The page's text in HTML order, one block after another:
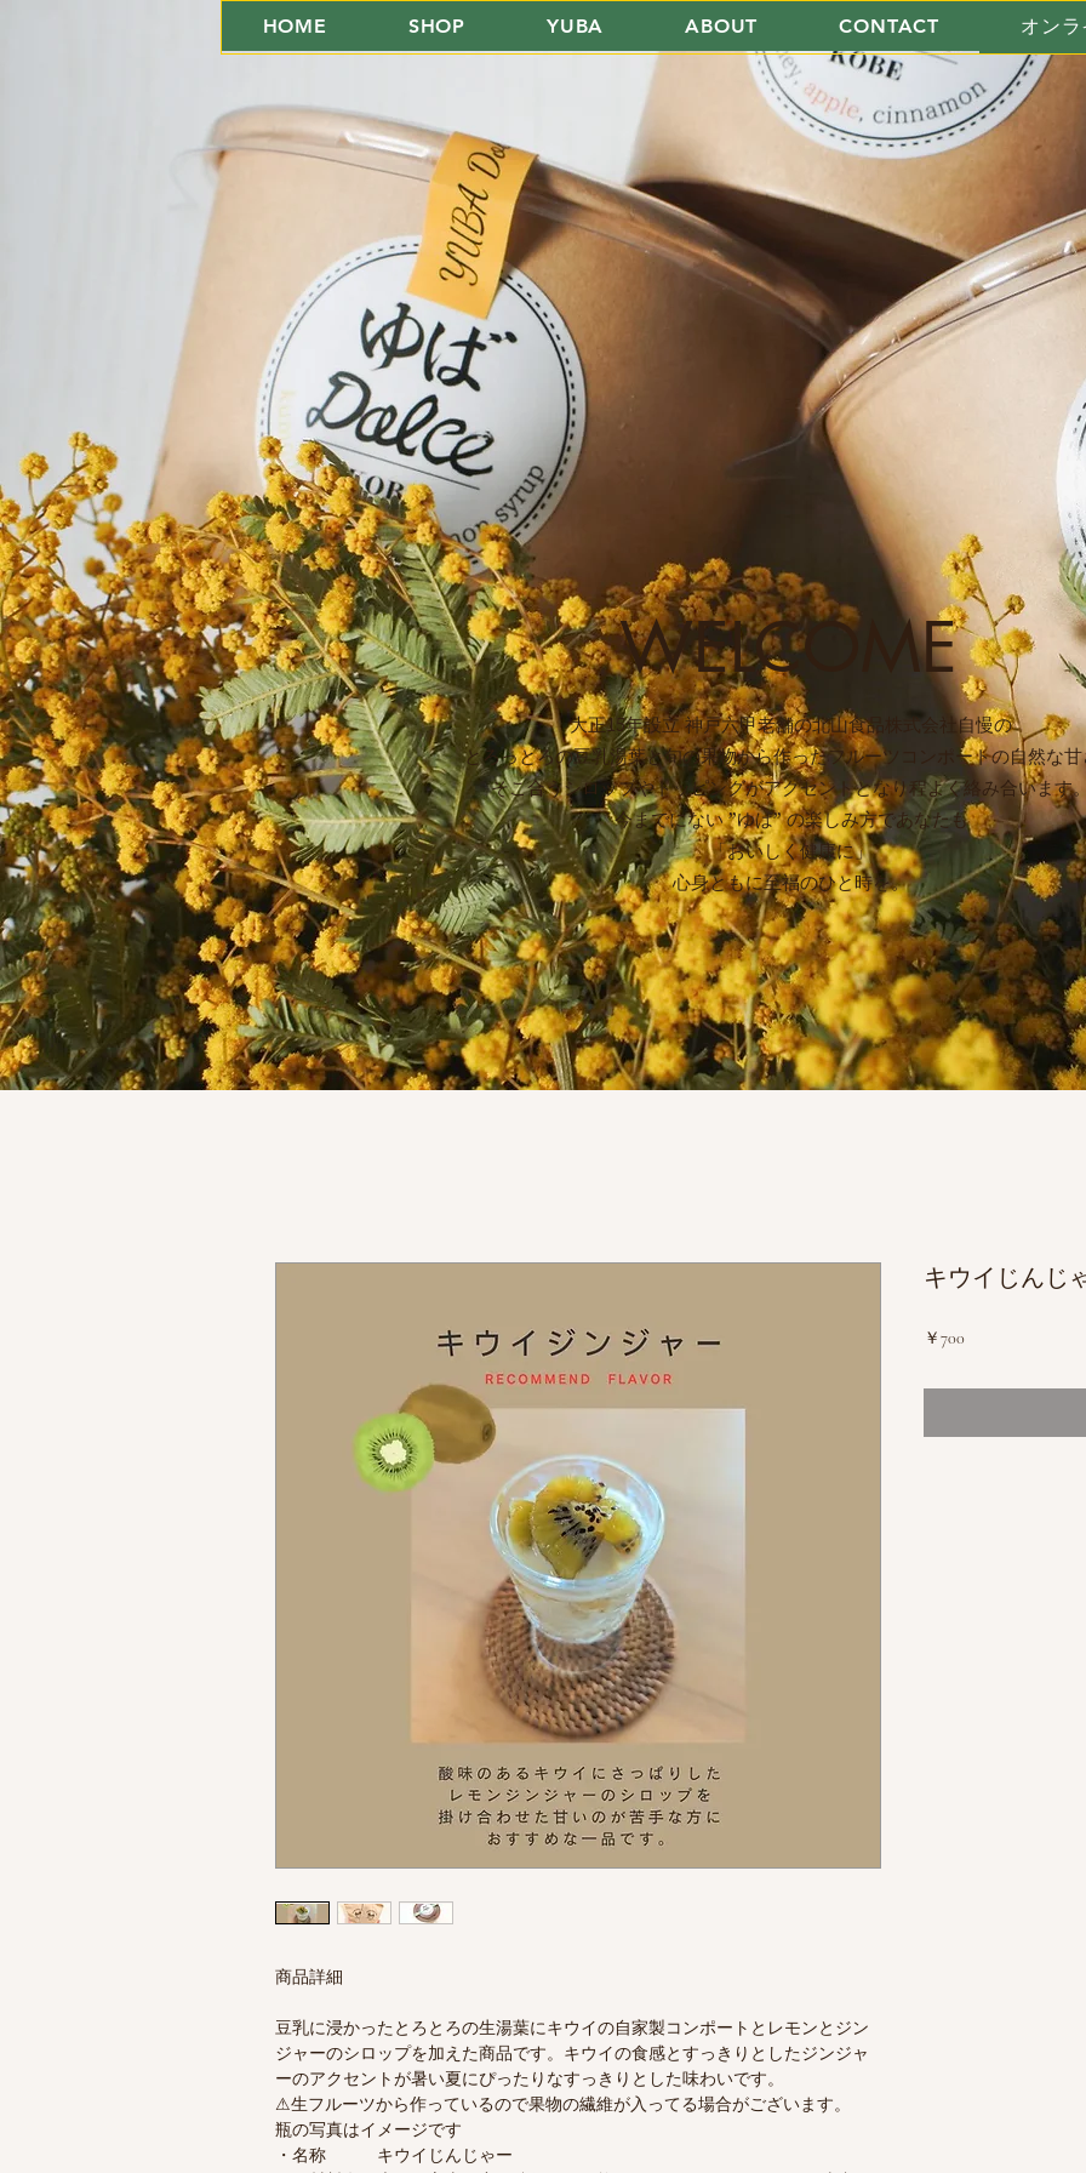
WELCOME
大正15年設立 神戸六甲老舗の北山食品株式会社​自慢の
とろっとろの豆乳湯葉と旬の果物から作ったフルーツコンポートの自然な甘
そこ合うシロップやトッピングがアクセントとなり程よく絡み合います
今までにない ”ゆば” の楽しみ方であなたも
「おいしく健康に」
心身ともに至福のひと時を。​
HOME SHOP YUBA ABOUT CONTACT オン
商品詳細
豆乳に浸かったとろとろの生湯葉にキウイの自家製コンポートとレモンとジン
ジャーのシロップを加えた商品です。キウイの食感とすっきりとしたジンジャ
ーのアクセントが暑い夏にぴったりなすっきりとした味わいです。
⚠︎生フルーツから作っているので果物の繊維が入ってる場合がございます。
瓶の写真はイメージです
・名称 キウイじんじゃー
キウイじんじ
￥700